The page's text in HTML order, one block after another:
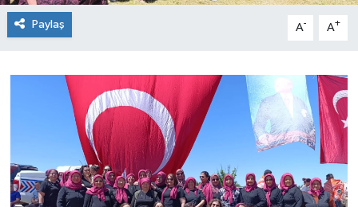
Paylaş A- A+